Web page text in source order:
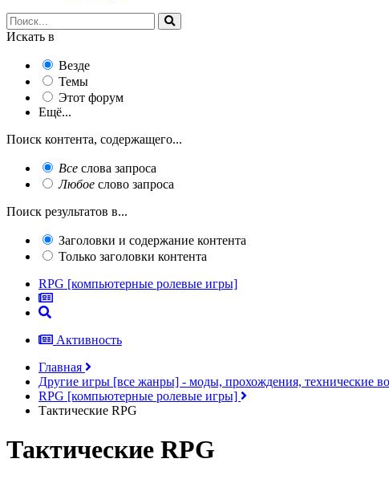
Искать в
Везде
Темы
Этот форум
Ещё...
Поиск контента, содержащего...
Все слова запроса
Любое слово запроса
Поиск результатов в...
Заголовки и содержание контента
Только заголовки контента
RPG [компьютерные ролевые игры]
Активность
Главная
Другие игры [все жанры] - моды, прохождения, технические
RPG [компьютерные ролевые игры]
Тактические RPG
Тактические RPG